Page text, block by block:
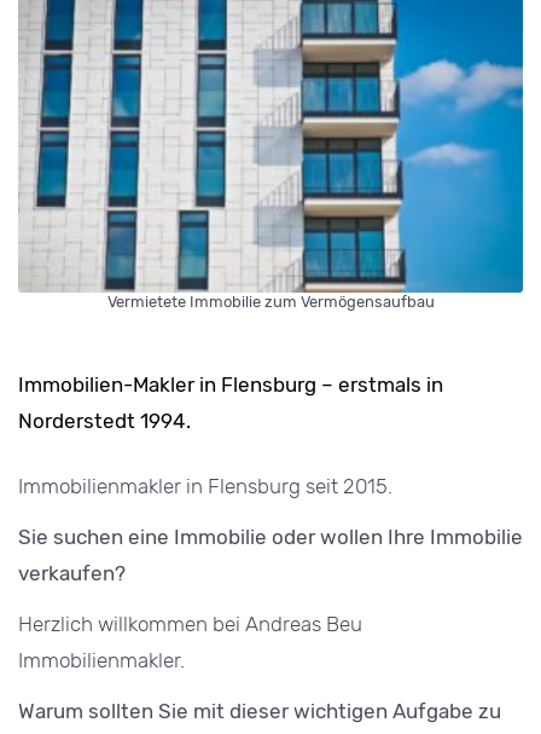
Vermietete Immobilie zum Vermögensaufbau
Immobilien-Makler in Flensburg – erstmals in
Norderstedt 1994.
Immobilienmakler in Flensburg seit 2015.
Sie suchen eine Immobilie oder wollen Ihre Immobilie
verkaufen?
Herzlich willkommen bei Andreas Beu
Immobilienmakler.
Warum sollten Sie mit dieser wichtigen Aufgabe zu